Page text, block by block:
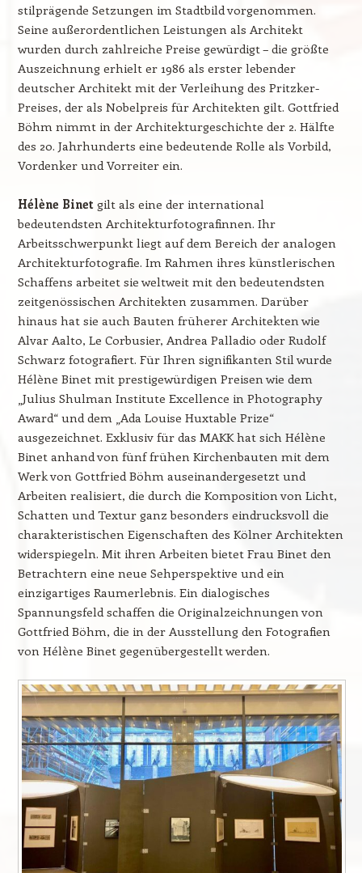
stilprägende Setzungen im Stadtbild vorgenommen.
Seine außerordentlichen Leistungen als Architekt
wurden durch zahlreiche Preise gewürdigt – die größte
Auszeichnung erhielt er 1986 als erster lebender
deutscher Architekt mit der Verleihung des Pritzker-
Preises, der als Nobelpreis für Architekten gilt. Gottfried
Böhm nimmt in der Architekturgeschichte der 2. Hälfte
des 20. Jahrhunderts eine bedeutende Rolle als Vorbild,
Vordenker und Vorreiter ein.
Hélène Binetgilt als eine der international
bedeutendsten Architekturfotografinnen. Ihr
Arbeitsschwerpunkt liegt auf dem Bereich der analogen
Architekturfotografie. Im Rahmen ihres künstlerischen
Schaffens arbeitet sie weltweit mit den bedeutendsten
zeitgenössischen Architekten zusammen. Darüber
hinaus hat sie auch Bauten früherer Architekten wie
Alvar Aalto, Le Corbusier, Andrea Palladio oder Rudolf
Schwarz fotografiert. Für Ihren signifikanten Stil wurde
Hélène Binet mit prestigewürdigen Preisen wie dem
„Julius Shulman Institute Excellence in Photography
Award“ und dem „Ada Louise Huxtable Prize“
ausgezeichnet. Exklusiv für das MAKK hat sich Hélène
Binet anhand von fünf frühen Kirchenbauten mit dem
Werk von Gottfried Böhm auseinandergesetzt und
Arbeiten realisiert, die durch die Komposition von Licht,
Schatten und Textur ganz besonders eindrucksvoll die
charakteristischen Eigenschaften des Kölner Architekten
widerspiegeln. Mit ihren Arbeiten bietet Frau Binet den
Betrachtern eine neue Sehperspektive und ein
einzigartiges Raumerlebnis. Ein dialogisches
Spannungsfeld schaffen die Originalzeichnungen von
Gottfried Böhm, die in der Ausstellung den Fotografien
von Hélène Binet gegenübergestellt werden.